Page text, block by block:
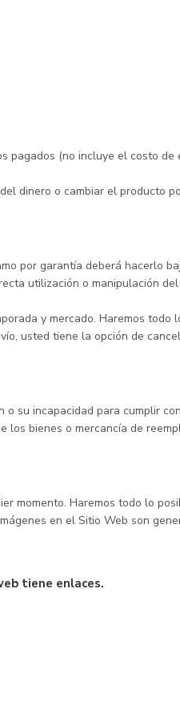
mercancía.
(no incluye el costo
dinero o cambiar el producto
por garantía deberá hacerlo
utilización o manipulación
y mercado. Haremos
usted tiene la opción de
su incapacidad para cumplir
bienes o mercancía de
momento. Haremos todo lo
en el Sitio Web son
tiene enlaces.